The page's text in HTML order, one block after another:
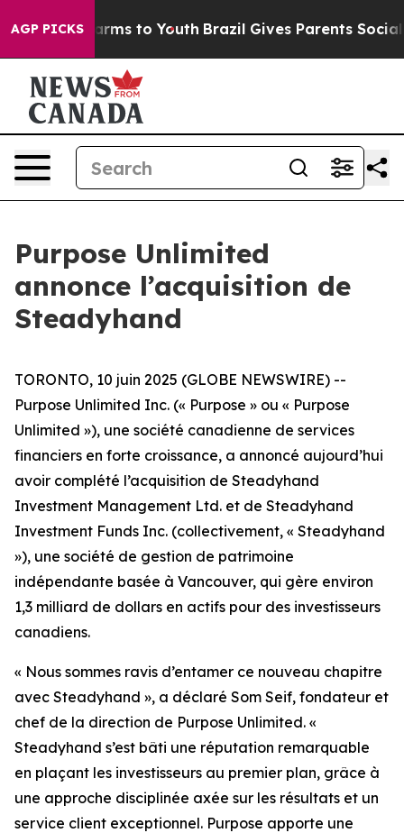
AGP PICKSHarms to Youth Brazil Gives Parents Social
Purpose Unlimited
annonce l’acquisition de
Steadyhand
TORONTO, 10 juin 2025 (GLOBE NEWSWIRE) --
Purpose Unlimited Inc. (« Purpose » ou « Purpose
Unlimited »), une société canadienne de services
financiers en forte croissance, a annoncé aujourd’hui
avoir complété l’acquisition de Steadyhand
Investment Management Ltd. et de Steadyhand
Investment Funds Inc. (collectivement, « Steadyhand
»), une société de gestion de patrimoine
indépendante basée à Vancouver, qui gère environ
1,3 milliard de dollars en actifs pour des investisseurs
canadiens.
« Nous sommes ravis d’entamer ce nouveau chapitre
avec Steadyhand », a déclaré Som Seif, fondateur et
chef de la direction de Purpose Unlimited. «
Steadyhand s’est bâti une réputation remarquable
en plaçant les investisseurs au premier plan, grâce à
une approche disciplinée axée sur les résultats et un
service client exceptionnel. Purpose apporte une